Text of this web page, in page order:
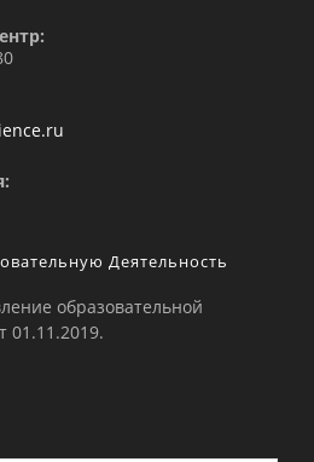
Деятельность
образовательной
01.11.2019.